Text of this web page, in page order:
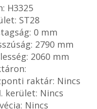
H3325
ST28
0 mm
2790 mm
2060 mm
raktár: Nincs
kerület: Nincs
Nincs